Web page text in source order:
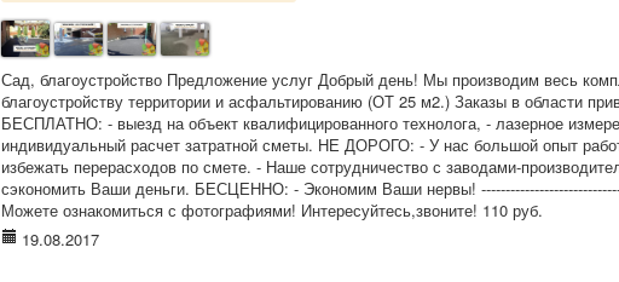
Сад, благоустройство Предложение услуг Добрый день! Мы производим весь
благоустройству территории и асфальтированию (ОТ 25 м2.) Заказы в области
БЕСПЛАТНО: - выезд на объект квалифицированного технолога, - лазерное
индивидуальный расчет затратной сметы. НЕ ДОРОГО: - У нас большой опыт
избежать перерасходов по смете. - Наше сотрудничество с заводами-
сэкономить Ваши деньги. БЕСЦЕННО: - Экономим Ваши нервы!
Можете ознакомиться с фотографиями! Интересуйтесь,звоните! 110 руб.
19.08.2017